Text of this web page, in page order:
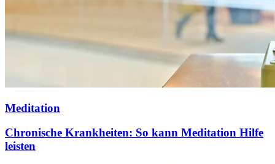
Meditation
Chronische Krankheiten: So kann Meditation Hilfe
leisten